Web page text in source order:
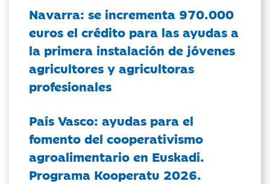
Navarra: se incrementa 970.000
euros el crédito para las ayudas a
la primera instalación de jóvenes
agricultores y agricultoras
profesionales
País Vasco: ayudas para el
fomento del cooperativismo
agroalimentario en Euskadi.
Programa Kooperatu 2026.